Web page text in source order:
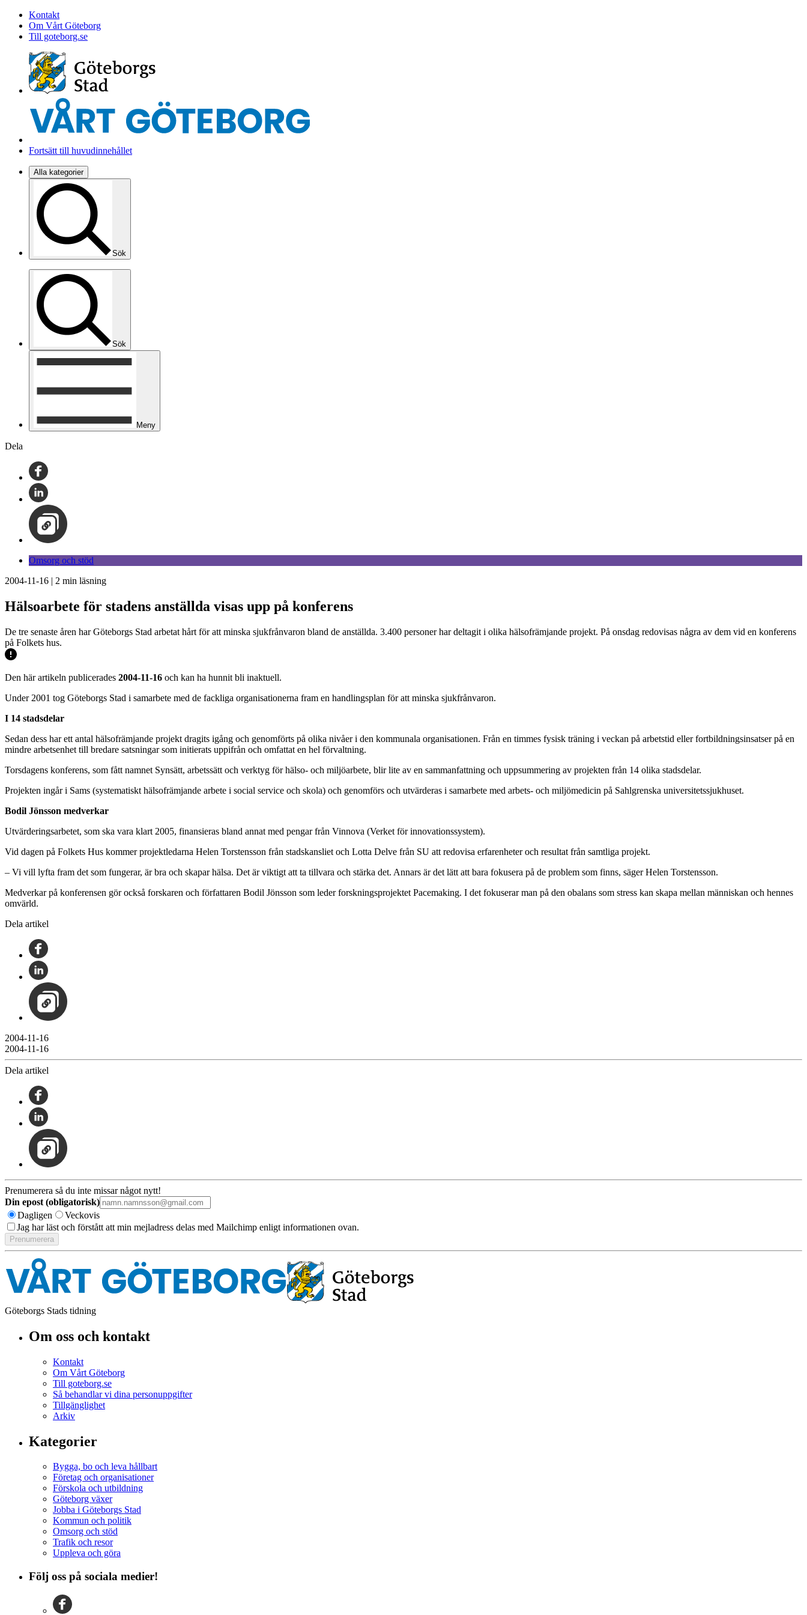
Kontakt
Om Vårt Göteborg
Till goteborg.se
Fortsätt till huvudinnehållet
Alla kategorier
Sök
Sök
Meny
Dela
Omsorg och stöd
2004-11-16 | 2 min läsning
Hälsoarbete för stadens anställda visas upp på konferens
De tre senaste åren har Göteborgs Stad arbetat hårt för att minska sjukfrånvaron bland de anställda. 3.400 personer har deltagit i olika hälsofrämjande projekt. På onsdag redovisas några av dem vid en konferens
på Folkets hus.
Den här artikeln publicerades 2004-11-16 och kan ha hunnit bli inaktuell.
Under 2001 tog Göteborgs Stad i samarbete med de fackliga organisationerna fram en handlingsplan för att minska sjukfrånvaron.
I 14 stadsdelar
Sedan dess har ett antal hälsofrämjande projekt dragits igång och genomförts på olika nivåer i den kommunala organisationen. Från en timmes fysisk träning i veckan på arbetstid eller fortbildningsinsatser på en
mindre arbetsenhet till bredare satsningar som initierats uppifrån och omfattat en hel förvaltning.
Torsdagens konferens, som fått namnet Synsätt, arbetssätt och verktyg för hälso- och miljöarbete, blir lite av en sammanfattning och uppsummering av projekten från 14 olika stadsdelar.
Projekten ingår i Sams (systematiskt hälsofrämjande arbete i social service och skola) och genomförs och utvärderas i samarbete med arbets- och miljömedicin på Sahlgrenska universitetssjukhuset.
Bodil Jönsson medverkar
Utvärderingsarbetet, som ska vara klart 2005, finansieras bland annat med pengar från Vinnova (Verket för innovationssystem).
Vid dagen på Folkets Hus kommer projektledarna Helen Torstensson från stadskansliet och Lotta Delve från SU att redovisa erfarenheter och resultat från samtliga projekt.
– Vi vill lyfta fram det som fungerar, är bra och skapar hälsa. Det är viktigt att ta tillvara och stärka det. Annars är det lätt att bara fokusera på de problem som finns, säger Helen Torstensson.
Medverkar på konferensen gör också forskaren och författaren Bodil Jönsson som leder forskningsprojektet Pacemaking. I det fokuserar man på den obalans som stress kan skapa mellan människan och hennes
omvärld.
Dela artikel
2004-11-16
2004-11-16
Dela artikel
Prenumerera så du inte missar något nytt!
Din epost (obligatorisk)
Dagligen
Veckovis
Jag har läst och förstått att min mejladress delas med Mailchimp enligt informationen ovan.
Göteborgs Stads tidning
Om oss och kontakt
Kontakt
Om Vårt Göteborg
Till goteborg.se
Så behandlar vi dina personuppgifter
Tillgänglighet
Arkiv
Kategorier
Bygga, bo och leva hållbart
Företag och organisationer
Förskola och utbildning
Göteborg växer
Jobba i Göteborgs Stad
Kommun och politik
Omsorg och stöd
Trafik och resor
Uppleva och göra
Följ oss på sociala medier!